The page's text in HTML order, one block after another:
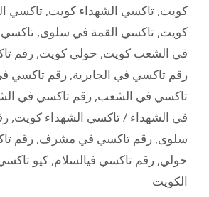
كويت, تاكسي الشهداء كويت, تاكسي
كويت, تاكسي القمة في سلوى,
في الشعب كويت, حولي كويت, رقم
رقم تاكسي في الجابرية, رقم تاكسي
تاكسي في الشعب, رقم تاكسي في
في الشهداء / تاكسي الشهداء كويت,
سلوى, رقم تاكسي في مشرف, رقم
حولي, رقم تاكسي فيالسلام, كيو
الكويت